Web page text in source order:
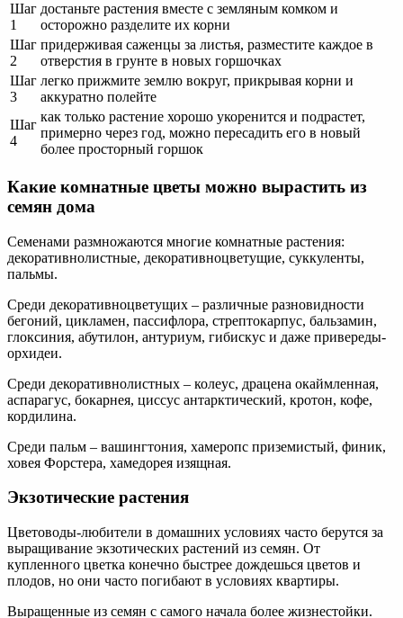
Шаг
1
достаньте растения вместе с земляным комком и
осторожно разделите их корни
Шаг
2
придерживая саженцы за листья, разместите каждое в
отверстия в грунте в новых горшочках
Шаг
3
легко прижмите землю вокруг, прикрывая корни и
аккуратно полейте
Шаг
4
как только растение хорошо укоренится и подрастет,
примерно через год, можно пересадить его в новый
более просторный горшок
Какие комнатные цветы можно вырастить из
семян дома
Семенами размножаются многие комнатные растения:
декоративнолистные, декоративноцветущие, суккуленты,
пальмы.
Среди декоративноцветущих – различные разновидности
бегоний, цикламен, пассифлора, стрептокарпус, бальзамин,
глоксиния, абутилон, антуриум, гибискус и даже привереды-
орхидеи.
Среди декоративнолистных – колеус, драцена окаймленная,
аспарагус, бокарнея, циссус антарктический, кротон, кофе,
кордилина.
Среди пальм – вашингтония, хамеропс приземистый, финик,
ховея Форстера, хамедорея изящная.
Экзотические растения
Цветоводы-любители в домашних условиях часто берутся за
выращивание экзотических растений из семян. От
купленного цветка конечно быстрее дождешься цветов и
плодов, но они часто погибают в условиях квартиры.
Выращенные из семян с самого начала более жизнестойки.